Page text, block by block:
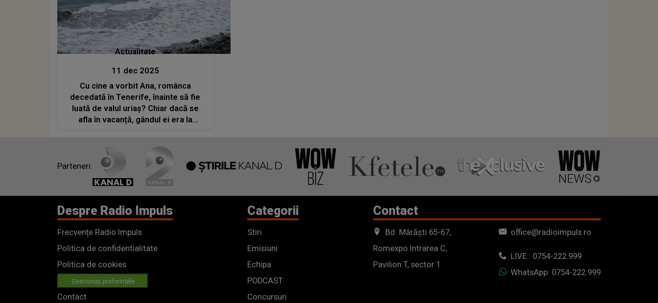
Actualitate
11 dec 2025
Cu cine a vorbit Ana, românca
decedată în Tenerife, înainte să fie
luată de valul uriaș? Chiar dacă se
afla în vacanță, gândul ei era la
imposibil să...”
Parteneri:
Despre Radio Impuls
Frecvențe Radio Impuls
Politica de confidentialitate
Politica de cookies
Gestionați preferințele
Contact
Categorii
Stiri
Emisiuni
Echipa
PODCAST
Concursuri
Contact
Bd. Mărăști 65-67,
Romexpo Intrarea C,
Pavilion T, sector 1
office@radioimpuls.ro
LIVE : 0754-222.999
WhatsApp: 0754-222.999